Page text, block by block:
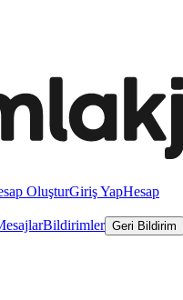
OluşturGiriş YapHesap
Bildirimler Geri Bildirim